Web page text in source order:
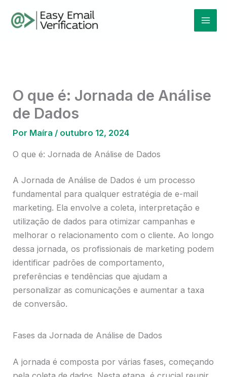
para
O que é: Jornada de Análise
de Dados
Por Maíra / outubro 12, 2024
O que é: Jornada de Análise de Dados
A Jornada de Análise de Dados é um processo
fundamental para qualquer estratégia de e-mail
marketing. Ela envolve a coleta, interpretação e
utilização de dados para otimizar campanhas e
melhorar o relacionamento com o cliente. Ao longo
dessa jornada, os profissionais de marketing podem
identificar padrões de comportamento,
preferências e tendências que ajudam a
personalizar as comunicações e aumentar a taxa
de conversão.
Fases da Jornada de Análise de Dados
A jornada é composta por várias fases, começando